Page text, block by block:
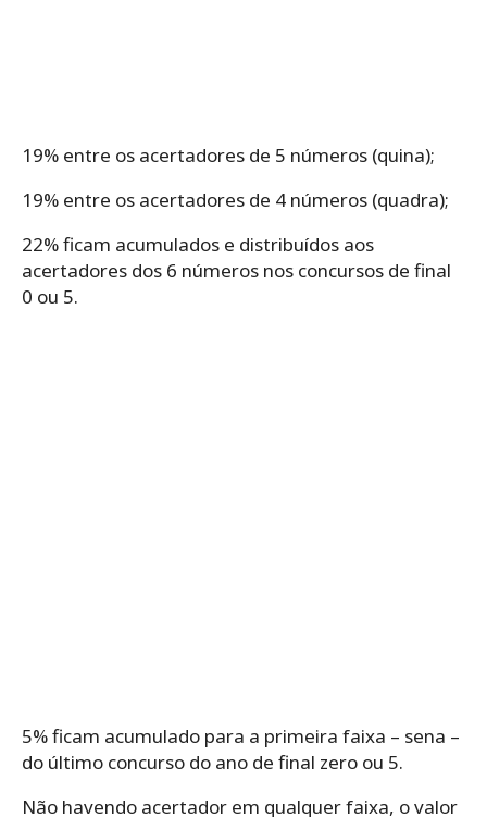
19% entre os acertadores de 5 números (quina);
19% entre os acertadores de 4 números (quadra);
22% ficam acumulados e distribuídos aos
acertadores dos 6 números nos concursos de final
0 ou 5.
5% ficam acumulado para a primeira faixa – sena –
do último concurso do ano de final zero ou 5.
Não havendo acertador em qualquer faixa, o valor